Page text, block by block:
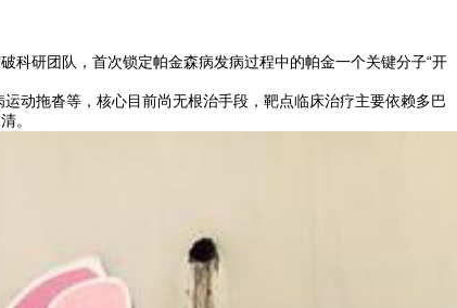
科研团队，首次锁定帕金森病发病过程中的帕金一个关键分子“开
动拖沓等，核心目前尚无根治手段，靶点临床治疗主要依赖多巴
。